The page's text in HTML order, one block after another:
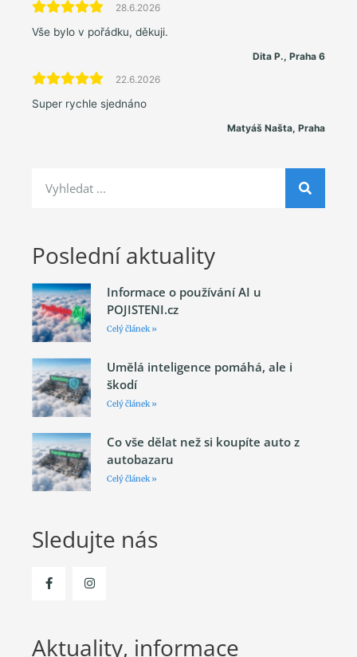
28.6.2026
Vše bylo v pořádku, děkuji.
Dita P., Praha 6
22.6.2026
Super rychle sjednáno
Matyáš Našta, Praha
Poslední aktuality
Informace o používání AI u
POJISTENI.cz
Celý článek »
Umělá inteligence pomáhá, ale i
škodí
Celý článek »
Co vše dělat než si koupíte auto z
autobazaru
Celý článek »
Sledujte nás
Aktuality, informace